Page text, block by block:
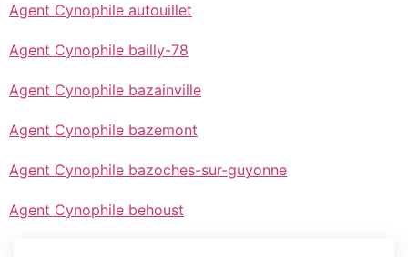
Agent Cynophile autouillet
Agent Cynophile bailly-78
Agent Cynophile bazainville
Agent Cynophile bazemont
Agent Cynophile bazoches-sur-guyonne
Agent Cynophile behoust